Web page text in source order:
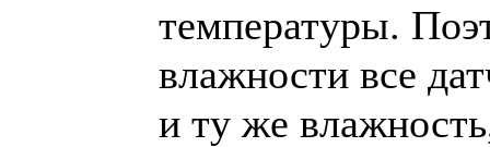
температуры.
влажности все
и ту же